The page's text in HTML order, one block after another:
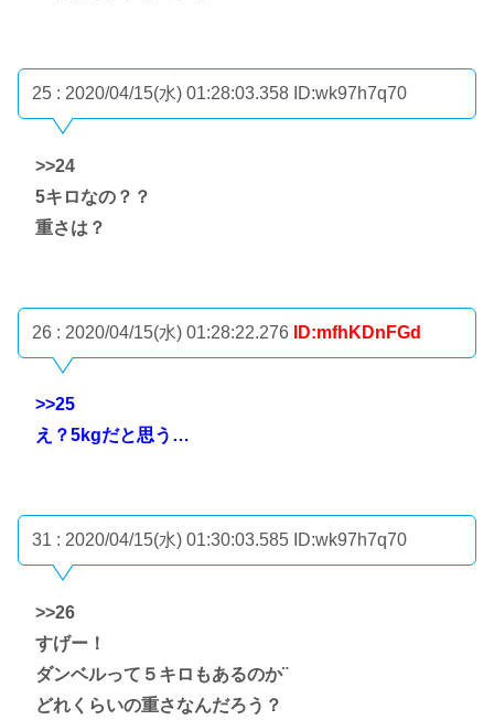
25 : 2020/04/15(水) 01:28:03.358 ID:wk97h7q70
>>24
5キロなの？？
重さは？
26 : 2020/04/15(水) 01:28:22.276 ID:mfhKDnFGd
>>25
え？5kgだと思う…
31 : 2020/04/15(水) 01:30:03.585 ID:wk97h7q70
>>26
すげー！
ダンベルって５キロもあるのか¨
どれくらいの重さなんだろう？